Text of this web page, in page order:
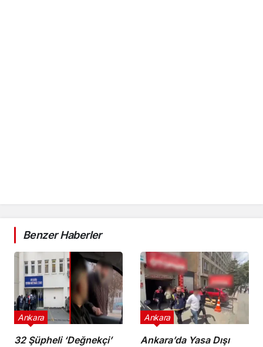
Benzer Haberler
32 Şüpheli ‘Değnekçi’
Ankara
Ankara’da Yasa Dışı
Ankara